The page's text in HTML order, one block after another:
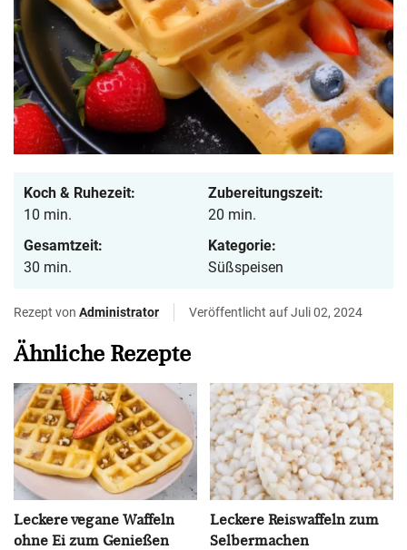
Koch & Ruhezeit:
10 min.
Zubereitungszeit:
20 min.
Gesamtzeit:
30 min.
Kategorie:
Süßspeisen
Rezept von Administrator Veröffentlicht auf Juli 02, 2024
Ähnliche Rezepte
Leckere vegane Waffeln
ohne Ei zum Genießen
Leckere Reiswaffeln zum
Selbermachen